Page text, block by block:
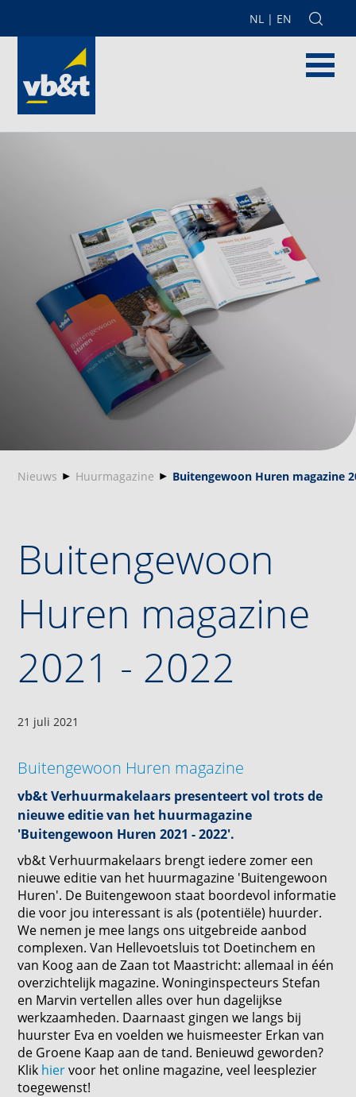
NL | EN
Nieuws Huurmagazine Buitengewoon Huren magazine
Buitengewoon
Huren magazine
2021 - 2022
21 juli 2021
Buitengewoon Huren magazine
vb&t Verhuurmakelaars presenteert vol trots de
nieuwe editie van het huurmagazine
'Buitengewoon Huren 2021 - 2022'.
vb&t Verhuurmakelaars brengt iedere zomer een
nieuwe editie van het huurmagazine 'Buitengewoon
Huren'. De Buitengewoon staat boordevol informatie
die voor jou interessant is als (potentiële) huurder.
We nemen je mee langs ons uitgebreide aanbod
complexen. Van Hellevoetsluis tot Doetinchem en
van Koog aan de Zaan tot Maastricht: allemaal in één
overzichtelijk magazine. Woninginspecteurs Stefan
en Marvin vertellen alles over hun dagelijkse
werkzaamheden. Daarnaast gingen we langs bij
huurster Eva en voelden we huismeester Erkan van
de Groene Kaap aan de tand. Benieuwd geworden?
Klik hiervoor het online magazine, veel leesplezier
toegewenst!